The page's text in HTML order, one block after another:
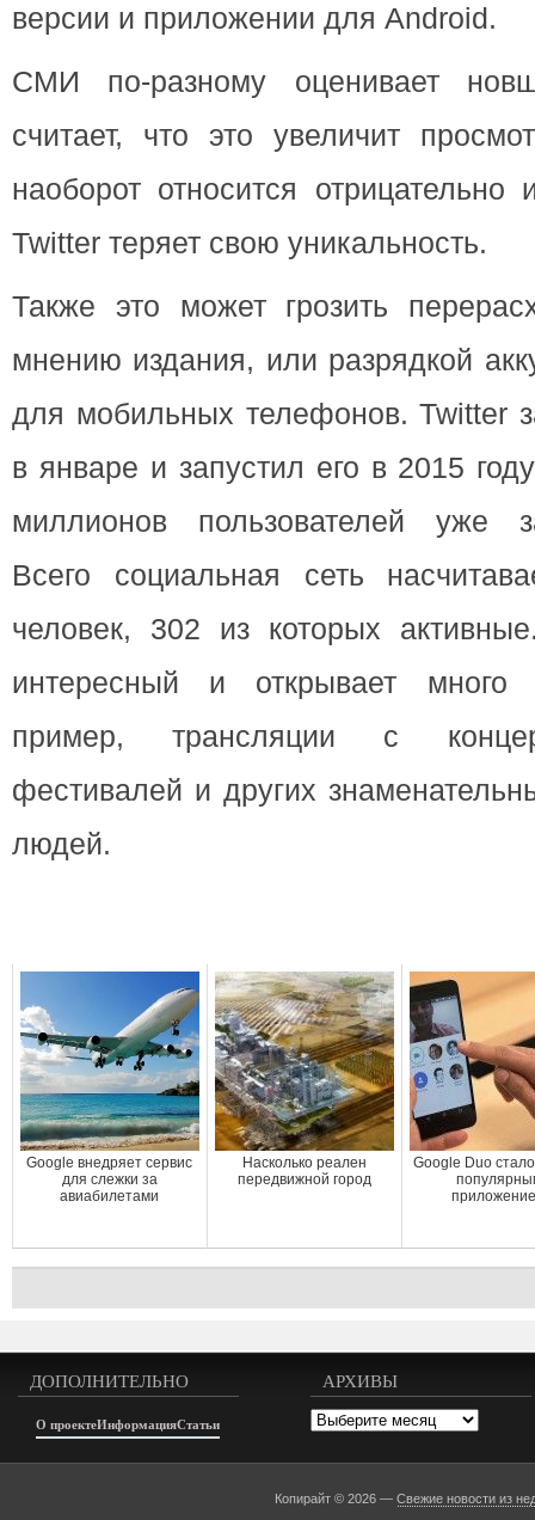
версии и приложении для Android.
СМИ по-разному оценивает
считает, что это увеличит
наоборот относится отрицательно
Twitter теряет свою уникальность.
Также это может грозить
мнению издания, или разрядкой
для мобильных телефонов. Twitter
в январе и запустил его в 2015
миллионов пользователей уже
Всего социальная сеть
человек, 302 из которых
интересный и открывает много
пример, трансляции с
фестивалей и других
людей.
Google внедряет сервис
для слежки за
авиабилетами
Насколько реален
передвижной город
Google Duo
ДОПОЛНИТЕЛЬНО
О проектеИнформацияСтатьи
АРХИВЫ
Архивы
Копирайт © 2026 —Свежие новости из